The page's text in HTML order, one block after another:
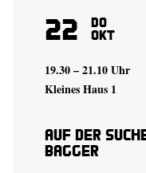
22 Do
Okt
19.30 – 21.10 Uhr
Kleines Haus 1
auf der
bagger